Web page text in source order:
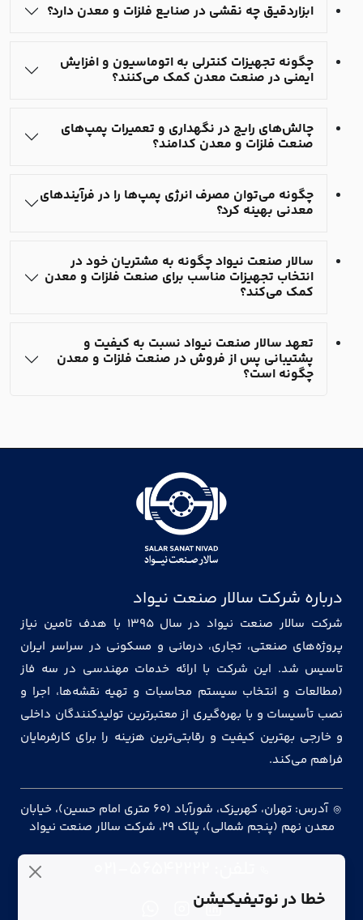
ابزاردقیق چه نقشی در صنایع فلزات و معدن دارد؟
چگونه تجهیزات کنترلی به اتوماسیون و افزایش
ایمنی در صنعت معدن کمک می‌کنند؟
چالش‌های رایج در نگهداری و تعمیرات پمپ‌های
صنعت فلزات و معدن کدامند؟
چگونه می‌توان مصرف انرژی پمپ‌ها را در فرآیندهای
معدنی بهینه کرد؟
سالار صنعت نیواد چگونه به مشتریان خود در
انتخاب تجهیزات مناسب برای صنعت فلزات و معدن
کمک می‌کند؟
تعهد سالار صنعت نیواد نسبت به کیفیت و
پشتیبانی پس از فروش در صنعت فلزات و معدن
چگونه است؟
درباره شرکت سالار صنعت نیواد
شرکت سالار صنعت نیواد در سال ۱۳۹۵ با هدف تامین نیاز
پروژه‌های صنعتی، تجاری، درمانی و مسکونی در سراسر ایران
تاسیس شد. این شرکت با ارائه خدمات مهندسی در سه فاز
(مطالعات و انتخاب سیستم محاسبات و تهیه نقشه‌ها، اجرا و
نصب تأسیسات و با بهره‌گیری از معتبرترین تولیدکنندگان داخلی
و خارجی بهترین کیفیت و رقابتی‌ترین هزینه را برای کارفرمایان
فراهم می‌کند.
آدرس: تهران، کهریزک، شورآباد (۶۰ متری امام حسین)، خیابان
معدن نهم (پنجم شمالی)، پلاک ۲۹، شرکت سالار صنعت نیواد
خطا در نوتیفیکیشن